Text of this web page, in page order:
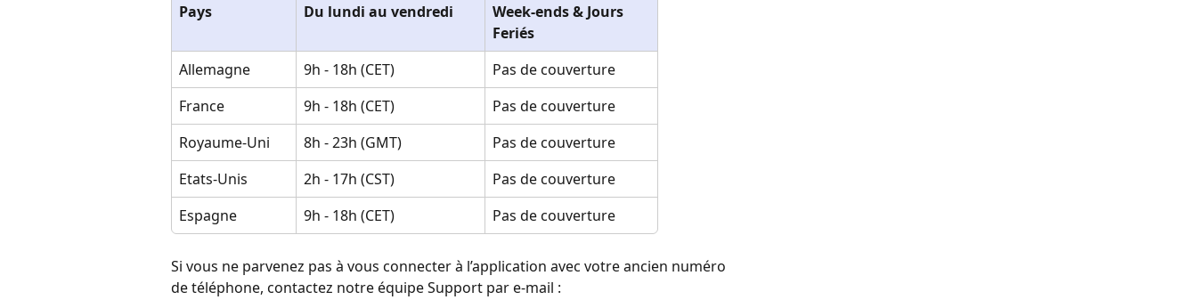
Pays Du lundi au vendredi
Week-ends & Jours
Feriés
Allemagne
9h - 18h (CET)
Pas de couverture
France
9h - 18h (CET)
Pas de couverture
Royaume-Uni
8h - 23h (GMT)
Pas de couverture
Etats-Unis
2h - 17h (CST)
Pas de couverture
Espagne
9h - 18h (CET) Pas de couverture
Si vous ne parvenez pas à vous connecter à l’application avec votre ancien numéro
de téléphone, contactez notre équipe Support par e-mail :